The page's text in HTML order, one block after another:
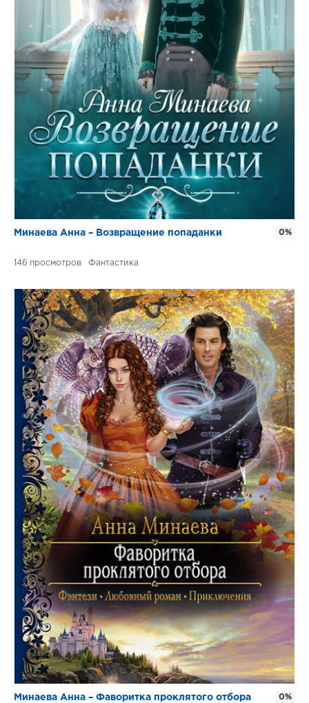
Минаева Анна – Возвращение попаданки
146 Фантастика
0%
Минаева Анна – Фаворитка проклятого отбора 0%